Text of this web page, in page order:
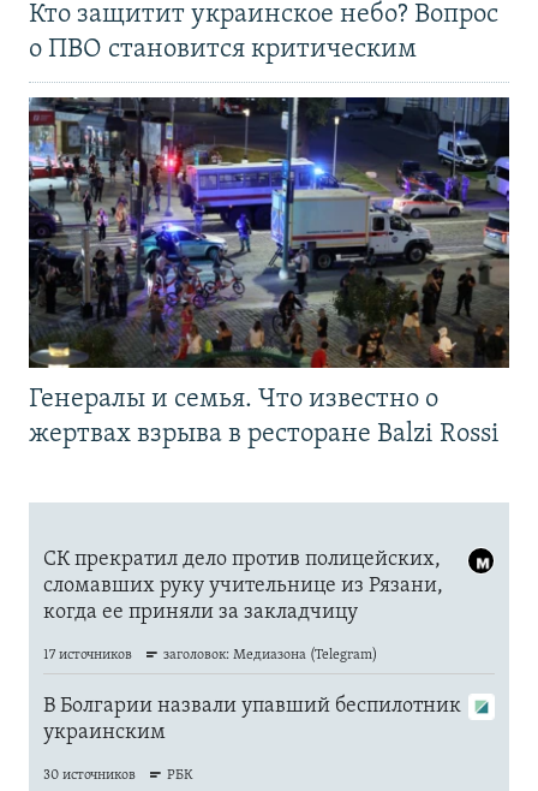
Кто защитит украинское небо? Вопрос
о ПВО становится критическим
Генералы и семья. Что известно о
жертвах взрыва в ресторане Balzi Rossi